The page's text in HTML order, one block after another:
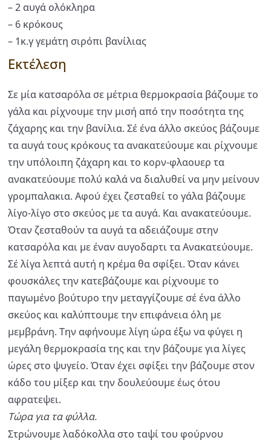
– 2 αυγά ολόκληρα
– 6 κρόκους
– 1κ.γ γεμάτη σιρόπι βανίλιας
Εκτέλεση
Σε μία κατσαρόλα σε μέτρια θερμοκρασία βάζουμε το
γάλα και ρίχνουμε την μισή από την ποσότητα της
ζάχαρης και την βανίλια. Σέ ένα άλλο σκεύος βάζουμε
τα αυγά τους κρόκους τα ανακατεύουμε και ρίχνουμε
την υπόλοιπη ζάχαρη και το κορν-φλαουερ τα
ανακατεύουμε πολύ καλά να διαλυθεί να μην μείνουν
γρομπαλακια. Αφού έχει ζεσταθεί το γάλα βάζουμε
λίγο-λίγο στο σκεύος με τα αυγά. Και ανακατεύουμε.
Όταν ζεσταθούν τα αυγά τα αδειάζουμε στην
κατσαρόλα και με έναν αυγοδαρτι τα Ανακατεύουμε.
Σέ λίγα λεπτά αυτή η κρέμα θα σφίξει. Όταν κάνει
φουσκάλες την κατεβάζουμε και ρίχνουμε το
παγωμένο βούτυρο την μεταγγίζουμε σέ ένα άλλο
σκεύος και καλύπτουμε την επιφάνεια όλη με
μεμβράνη. Την αφήνουμε λίγη ώρα έξω να φύγει η
μεγάλη θερμοκρασία της και την βάζουμε για λίγες
ώρες στο ψυγείο. Όταν έχει σφίξει την βάζουμε στον
κάδο του μίξερ και την δουλεύουμε έως ότου
αφρατεψει.
Τώρα για τα φύλλα.
Στρώνουμε λαδόκολλα στο ταψί του φούρνου